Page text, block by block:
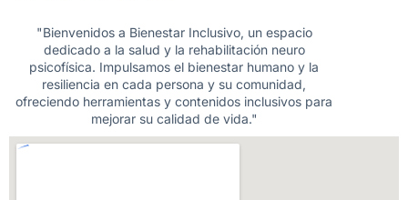
"Bienvenidos a Bienestar Inclusivo, un espacio
dedicado a la salud y la rehabilitación neuro
psicofísica. Impulsamos el bienestar humano y la
resiliencia en cada persona y su comunidad,
ofreciendo herramientas y contenidos inclusivos para
mejorar su calidad de vida."